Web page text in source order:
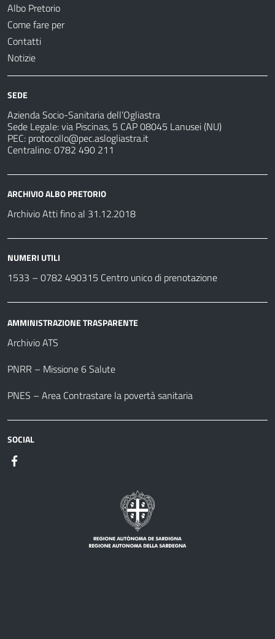
Albo Pretorio
Come fare per
Contatti
Notizie
SEDE
Azienda Socio-Sanitaria dell’Ogliastra
Sede Legale: via Piscinas, 5 CAP 08045 Lanusei (NU)
PEC: protocollo@pec.aslogliastra.it
Centralino: 0782 490 211
ARCHIVIO ALBO PRETORIO
Archivio Atti fino al 31.12.2018
NUMERI UTILI
1533 – 0782 490315 Centro unico di prenotazione
AMMINISTRAZIONE TRASPARENTE
Archivio ATS
PNRR – Missione 6 Salute
PNES – Area Contrastare la povertà sanitaria
SOCIAL